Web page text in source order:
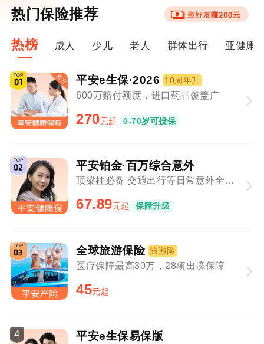
热门保险推荐
热榜 成人 少儿 老人 群体出行 亚健康
平安e生保·2026 10周年升
600万赔付额度，进口药品覆盖广
270元起 0-70岁可投保
平安铂金·百万综合意外
顶梁柱必备 交通出行等日常意外全覆盖
67.89元起 保障升级
全球旅游保险 旅游险
医疗保障最高30万，28项出境保障
45元起
4 平安e生保易保版